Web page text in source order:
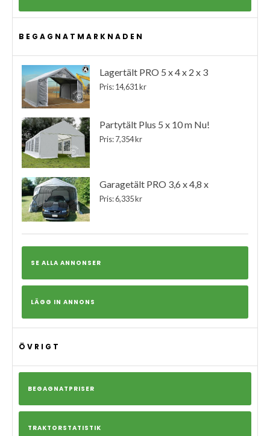
BEGAGNATMARKNADEN
Lagertält PRO 5 x 4 x 2 x 3
Pris: 14,631 kr
Partytält Plus 5 x 10 m Nu!
Pris: 7,354 kr
Garagetält PRO 3,6 x 4,8 x
Pris: 6,335 kr
SE ALLA ANNONSER
LÄGG IN ANNONS
ÖVRIGT
BEGAGNATPRISER
TRAKTORSTATISTIK